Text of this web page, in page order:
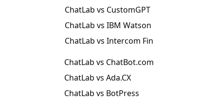
ChatLab vs CustomGPT
ChatLab vs IBM Watson
ChatLab vs Intercom Fin
ChatLab vs ChatBot.com
ChatLab vs Ada.CX
ChatLab vs BotPress